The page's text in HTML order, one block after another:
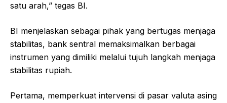
satu arah,” tegas BI.
BI menjelaskan sebagai pihak yang bertugas menjaga
stabilitas, bank sentral memaksimalkan berbagai
instrumen yang dimiliki melalui tujuh langkah menjaga
stabilitas rupiah.
Pertama, memperkuat intervensi di pasar valuta asing